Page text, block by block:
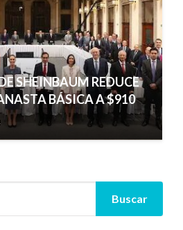
SHEINBAUM REDUCE
BÁSICA A $910
Buscar